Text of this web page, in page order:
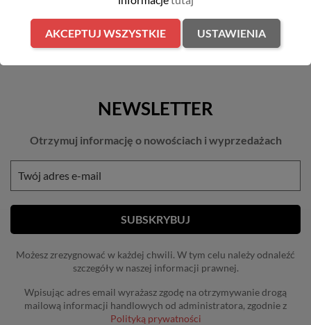
NEWSLETTER
Otrzymuj informację o nowościach i wyprzedażach
Możesz zrezygnować w każdej chwili. W tym celu należy odnaleźć
szczegóły w naszej informacji prawnej.
Wpisując adres email wyrażasz zgodę na otrzymywanie drogą
mailową informacji handlowych od administratora, zgodnie z
Polityką prywatności
AKCEPTUJ WSZYSTKIE USTAWIENIA